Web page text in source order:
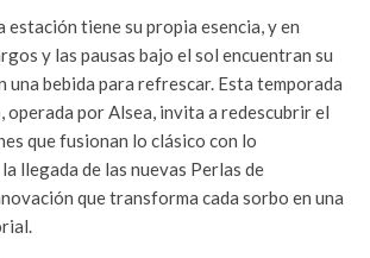
estación tiene su propia esencia, y en
y las pausas bajo el sol encuentran su
una bebida para refrescar. Esta temporada
operada por Alsea, invita a redescubrir el
que fusionan lo clásico con lo
llegada de las nuevas Perlas de
que transforma cada sorbo en una